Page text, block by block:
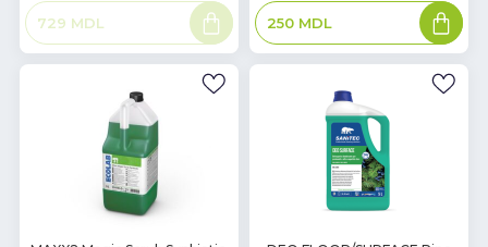
729 MDL
Подробнее
250 MDL
В
корзину